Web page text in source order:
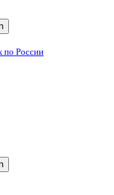
по России